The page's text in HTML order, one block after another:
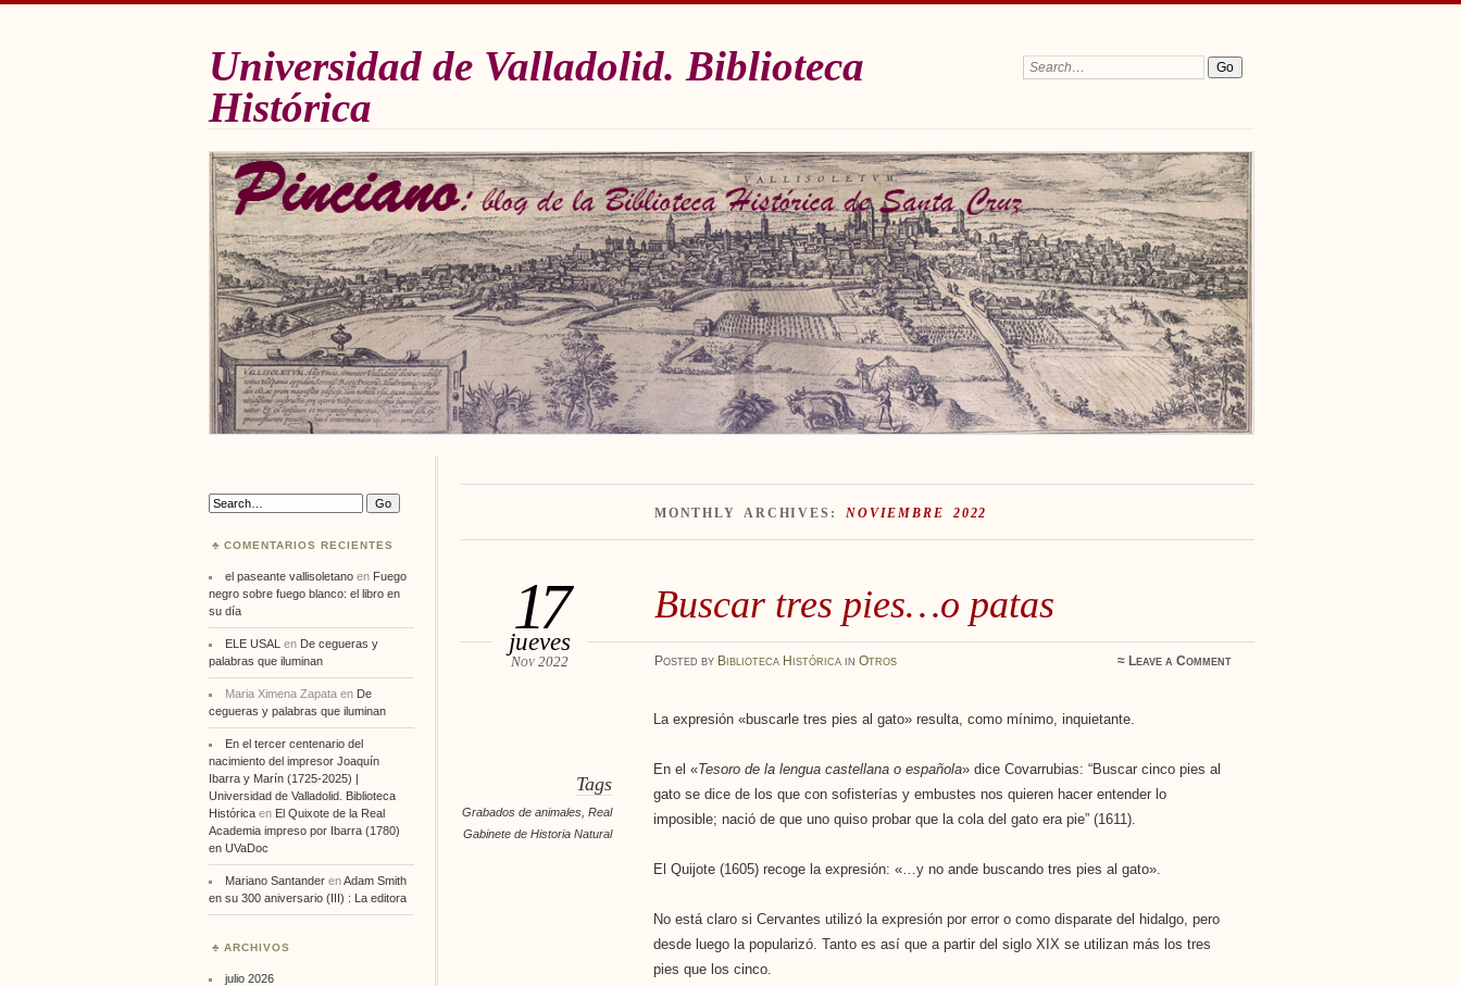
Universidad de Valladolid. Biblioteca
Histórica
Search:
MONTHLY ARCHIVES:NOVIEMBRE 2022
Buscar tres pies…o patas
17
jueves
Nov 2022 Posted by Biblioteca Históricain Otros ≈ Leave a Comment
Tags
Grabados de animales,Real
Gabinete de Historia Natural
La expresión «buscarle tres pies al gato» resulta, como mínimo, inquietante.
En el «Tesoro de la lengua castellana o española» dice Covarrubias: “Buscar cinco pies al
gato se dice de los que con sofisterías y embustes nos quieren hacer entender lo
imposible; nació de que uno quiso probar que la cola del gato era pie” (1611).
El Quijote (1605) recoge la expresión: «…y no ande buscando tres pies al gato».
No está claro si Cervantes utilizó la expresión por error o como disparate del hidalgo, pero
desde luego la popularizó. Tanto es así que a partir del siglo XIX se utilizan más los tres
pies que los cinco.
Search:
COMENTARIOS RECIENTES
el paseante vallisoletanoen Fuego
negro sobre fuego blanco: el libro en
su día
ELE USAL en De cegueras y
palabras que iluminan
Maria Ximena Zapataen De
cegueras y palabras que iluminan
En el tercer centenario del
nacimiento del impresor Joaquín
Ibarra y Marín (1725-2025) |
Universidad de Valladolid. Biblioteca
Histórica en El Quixote de la Real
Academia impreso por Ibarra (1780)
en UVaDoc
Mariano SantanderenAdam Smith
en su 300 aniversario (III) : La editora
ARCHIVOS
julio 2026